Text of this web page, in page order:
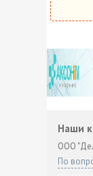
Наши
ООО
По